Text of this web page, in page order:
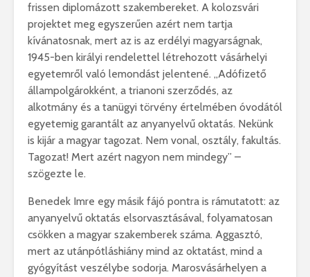
frissen diplomázott szakembereket. A kolozsvári
projektet meg egyszerűen azért nem tartja
kívánatosnak, mert az is az erdélyi magyarságnak,
1945-ben királyi rendelettel létrehozott vásárhelyi
egyetemről való lemondást jelentené. „Adófizető
állampolgárokként, a trianoni szerződés, az
alkotmány és a tanügyi törvény értelmében óvodától
egyetemig garantált az anyanyelvű oktatás. Nekünk
is kijár a magyar tagozat. Nem vonal, osztály, fakultás.
Tagozat! Mert azért nagyon nem mindegy” –
szögezte le.
Benedek Imre egy másik fájó pontra is rámutatott: az
anyanyelvű oktatás elsorvasztásával, folyamatosan
csökken a magyar szakemberek száma. Aggasztó,
mert az utánpótláshiány mind az oktatást, mind a
gyógyítást veszélybe sodorja. Marosvásárhelyen a